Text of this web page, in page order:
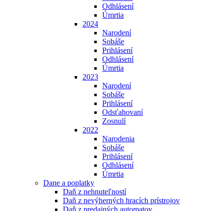
Odhlásení
Úmrtia
2024
Narodení
Sobáše
Prihlásení
Odhlásení
Úmrtia
2023
Narodení
Sobáše
Prihlásení
Odsťahovaní
Zosnulí
2022
Narodenia
Sobáše
Prihlásení
Odhlásení
Úmrtia
Dane a poplatky
Daň z nehnuteľností
Daň z nevýherných hracích prístrojov
Daň z predajných automatov